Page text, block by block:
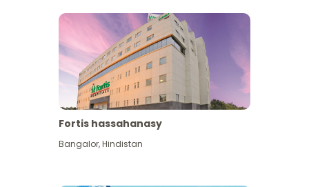
Fortis hassahanasy
Bangalor,Hindistan